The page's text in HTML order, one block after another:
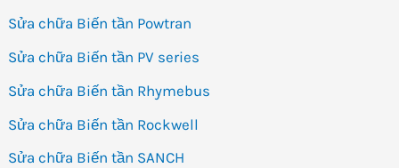
Sửa chữa Biến tần Powtran
Sửa chữa Biến tần PV series
Sửa chữa Biến tần Rhymebus
Sửa chữa Biến tần Rockwell
Sửa chữa Biến tần SANCH